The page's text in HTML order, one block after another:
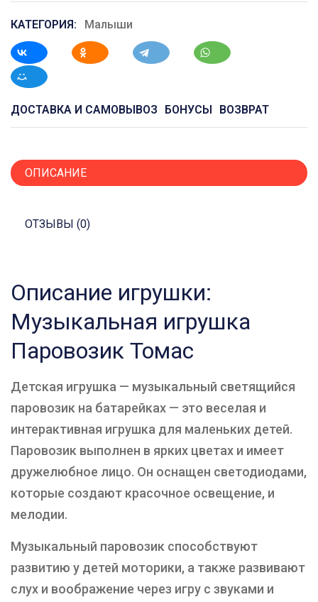
КАТЕГОРИЯ: Малыши
ДОСТАВКА И САМОВЫВОЗ БОНУСЫ ВОЗВРАТ
ОПИСАНИЕ
ОТЗЫВЫ (0)
Описание игрушки:
Музыкальная игрушка
Паровозик Томас
Детская игрушка — музыкальный светящийся
паровозик на батарейках — это веселая и
интерактивная игрушка для маленьких детей.
Паровозик выполнен в ярких цветах и имеет
дружелюбное лицо. Он оснащен светодиодами,
которые создают красочное освещение, и
мелодии.
Музыкальный паровозик способствуют
развитию у детей моторики, а также развивают
слух и воображение через игру с звуками и